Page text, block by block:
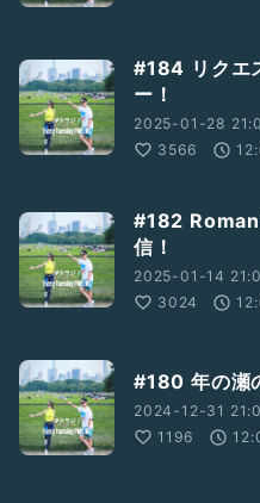
#184 リクエ
ー！
2025-01-28
3566
#182
信！
2025-01-14
3024
#180 年の瀬
2024-12-31
1196